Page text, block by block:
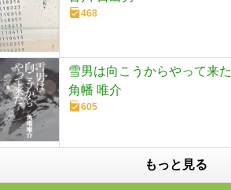
468
雪男は向こうからやって来た
角幡 唯介
605
もっと見る